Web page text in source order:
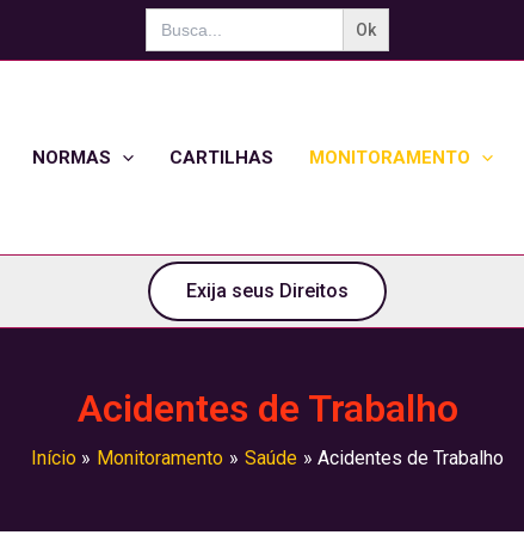
Search
for:
NORMAS CARTILHAS MONITORAMENTO
Exija seus Direitos
Acidentes de Trabalho
Início Monitoramento Saúde Acidentes de Trabalho